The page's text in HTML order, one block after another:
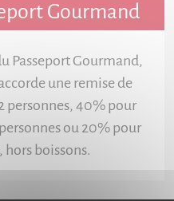
Gourmand
Passeport Gourmand,
une remise de
personnes, 40% pour
ou 20% pour
hors boissons.